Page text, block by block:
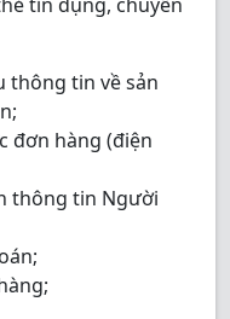
thông tin về sản
đơn hàng (điện
thông tin Người